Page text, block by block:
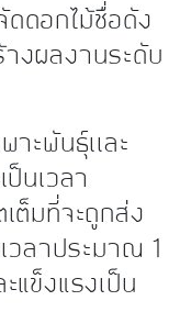
ดอกไม้ชื่อดัง
างผลงานระดับ
าะพันธุ์เเละ
ป็นเวลา
ต็มที่จะถูกส่ง
วลาประมาณ 1
แข็งแรงเป็น